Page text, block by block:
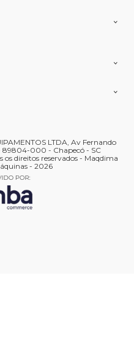
LTDA, Av Fernando
89804-000 - Chapecó - SC
os direitos reservados - Maqdima
- 2026